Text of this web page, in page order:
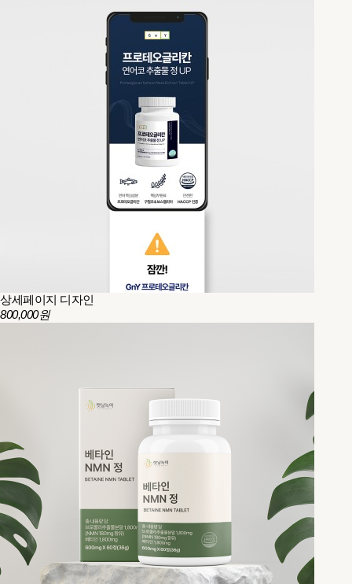
상세페이지 디자인
800,000원